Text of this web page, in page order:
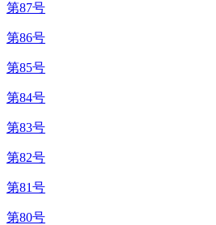
第87号
第86号
第85号
第84号
第83号
第82号
第81号
第80号